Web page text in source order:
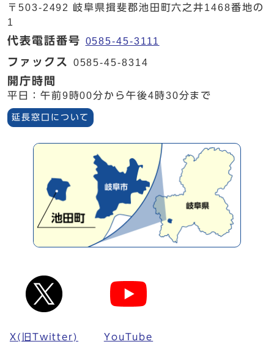
〒503-2492 岐阜県揖斐郡池田町六之井1468番地の
1
代表電話番号 0585-45-3111
ファックス 0585-45-8314
開庁時間
平日：午前9時00分から午後4時30分まで
延長窓口について
X(旧Twitter) YouTube